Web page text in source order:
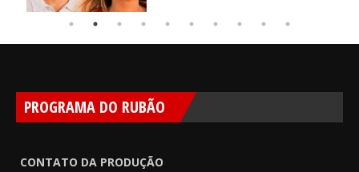
PROGRAMA DO RUBÃO
CONTATO DA PRODUÇÃO